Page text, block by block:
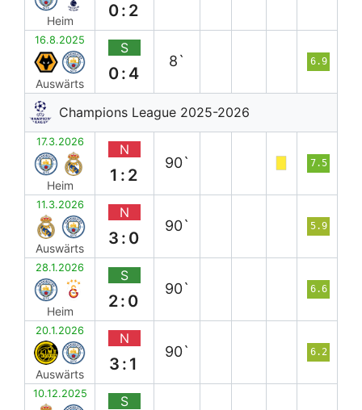
Heim
0:2
16.8.2025
Auswärts
S
0:4
8` 6.9
Champions League 2025-2026
17.3.2026
Heim
N
1:2
90` 7.5
11.3.2026
Auswärts
N
3:0
90` 5.9
28.1.2026
Heim
S
2:0
90` 6.6
20.1.2026
Auswärts
N
3:1
90` 6.2
10.12.2025 S